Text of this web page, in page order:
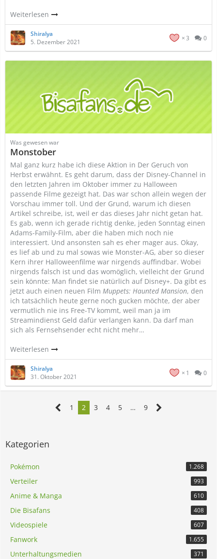
Weiterlesen
Shiralya
5. Dezember 2021
3 0
Was gewesen war
Monstober
Mal ganz kurz habe ich diese Aktion in Der Geruch von
Herbst erwähnt. Es geht darum, dass der Disney-Channel in
den letzten Jahren im Oktober immer zu Halloween
passende Filme gezeigt hat. Das war schon allein wegen der
Vorschau immer toll. Und der Grund, warum ich diesen
Artikel schreibe, ist, weil er das dieses Jahr nicht getan hat.
Es gab, wenn ich gerade richtig denke, jeden Sonntag einen
Adams-Family-Film, aber die haben mich noch nie
interessiert. Und ansonsten sah es eher mager aus. Okay,
es lief ab und zu mal sowas wie Monster-AG, aber so dieser
Kern ihrer Halloweenfilme war nirgends auffindbar. Wobei
nirgends falsch ist und das womöglich, vielleicht der Grund
sein könnte: Man findet sie natürlich auf Disney+. Da gibt es
jetzt auch einen neuen Film Muppets: Haunted Mansion, den
ich tatsächlich heute gerne noch gucken möchte, der aber
vermutlich nie ins Free-TV kommt, weil man ja im
Streamindienst Geld dafür verlangen kann. Da darf man
sich als Fernsehsender echt nicht mehr…
Weiterlesen
Shiralya
31. Oktober 2021
1 0
1 2 3 4 5 … 9
Kategorien
Pokémon 1.268
Verteiler 993
Anime & Manga 610
Die Bisafans 408
Videospiele 607
Fanwork 1.655
Unterhaltungsmedien 371